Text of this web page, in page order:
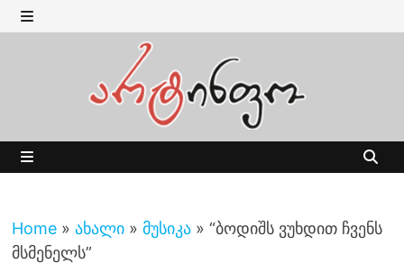
Skip
to MENU
Home » ახალი » მუსიკა » “ბოდიშს ვუხდით ჩვენს
მსმენელს”